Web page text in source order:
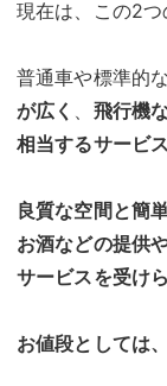
現在は、この2つ
普通車や標準的な
が広く
飛行機
相当するサービ
良質な空間と簡
お酒などの提供
サービスを受け
お値段としては